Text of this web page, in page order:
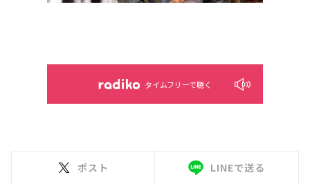
タイムフリーで聴く
ポスト LINEで送る